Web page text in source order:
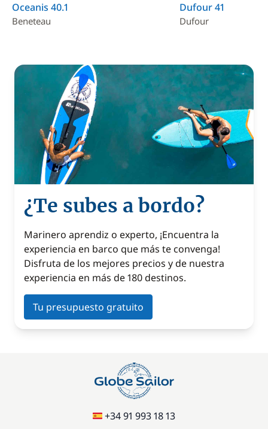
Oceanis 40.1
Beneteau
Dufour 41
Dufour
¿Te subes a bordo?
Marinero aprendiz o experto, ¡Encuentra la
experiencia en barco que más te convenga!
Disfruta de los mejores precios y de nuestra
experiencia en más de 180 destinos.
Tu presupuesto gratuito
+34 91 993 18 13